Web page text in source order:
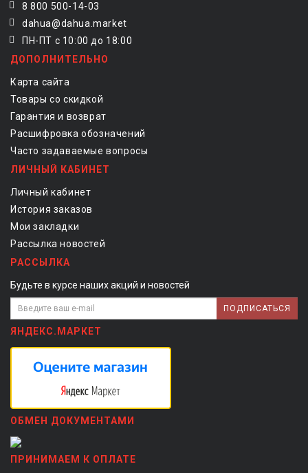
8 800 500-14-03
dahua@dahua.market
ПН-ПТ с 10:00 до 18:00
ДОПОЛНИТЕЛЬНО
Карта сайта
Товары со скидкой
Гарантия и возврат
Расшифровка обозначений
Часто задаваемые вопросы
ЛИЧНЫЙ КАБИНЕТ
Личный кабинет
История заказов
Мои закладки
Рассылка новостей
РАССЫЛКА
Будьте в курсе наших акций и новостей
ПОДПИСАТЬСЯ
ЯНДЕКС.МАРКЕТ
ОБМЕН ДОКУМЕНТАМИ
ПРИНИМАЕМ К ОПЛАТЕ